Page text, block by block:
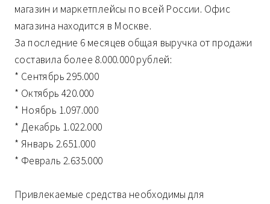
магазин и маркетплейсы по всей России. Офис
магазина находится в Москве.
За последние 6 месяцев общая выручка от продажи
составила более 8.000.000 рублей:
* Сентябрь 295.000
* Октябрь 420.000
* Ноябрь 1.097.000
* Декабрь 1.022.000
* Январь 2.651.000
* Февраль 2.635.000
Привлекаемые средства необходимы для